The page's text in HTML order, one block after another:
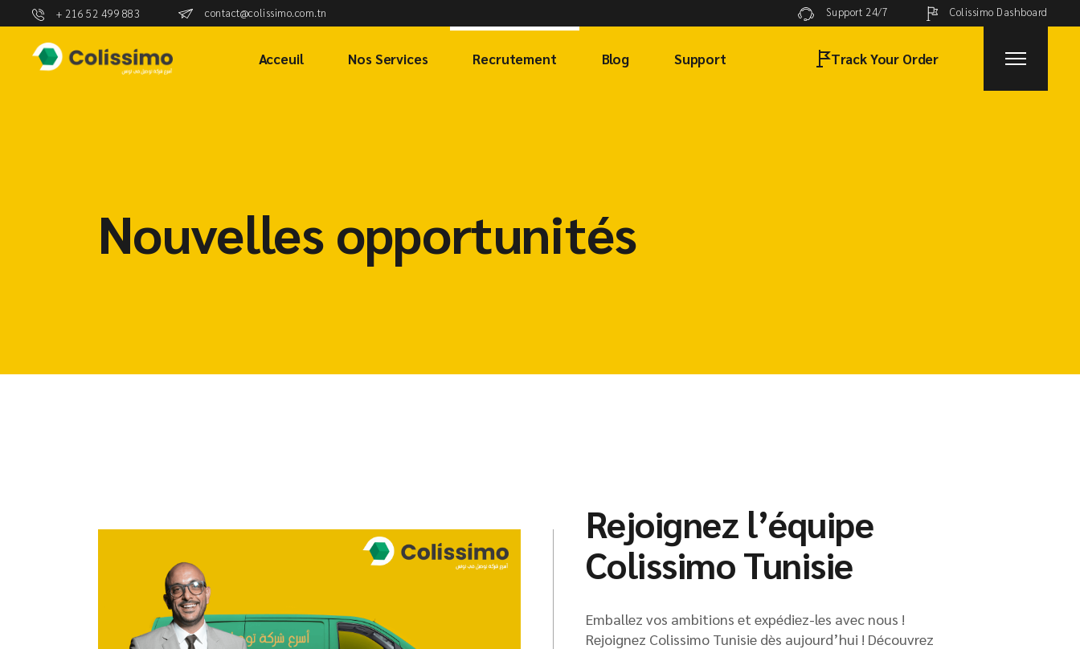
+ 216 52 499 883 contact@colissimo.com.tn Support 24/7 Colissimo Dashboard
Acceuil Nos Services Recrutement Blog Support Track Your Order
Nouvelles opportunités
Rejoignez l’équipe
Colissimo Tunisie
Emballez vos ambitions et expédiez-les avec nous !
Rejoignez Colissimo Tunisie dès aujourd’hui ! Découvrez